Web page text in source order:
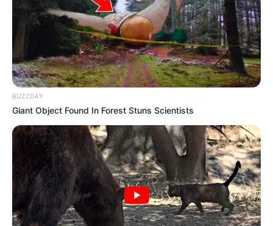
BUZZDAY
Giant Object Found In Forest Stuns Scientists